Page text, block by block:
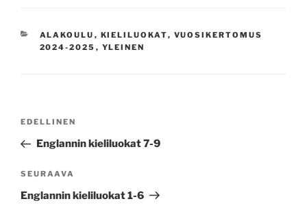
KATEGORIAT
ALAKOULU , KIELILUOKAT, VUOSIKERTOMUS
2024-2025 , YLEINEN
Edellinen
artikkeli
EDELLINEN
Englannin kieliluokat 7-9
Seuraava
artikkeli
SEURAAVA
Englannin kieliluokat 1-6